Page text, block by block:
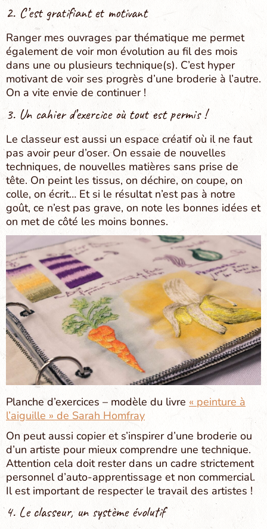
2. C’est gratifiant et motivant
Ranger mes ouvrages par thématique me permet
également de voir mon évolution au fil des mois
dans une ou plusieurs technique(s). C’est hyper
motivant de voir ses progrès d’une broderie à l’autre.
On a vite envie de continuer !
3. Un cahier d’exercice où tout est permis !
Le classeur est aussi un espace créatif où il ne faut
pas avoir peur d’oser. On essaie de nouvelles
techniques, de nouvelles matières sans prise de
tête. On peint les tissus, on déchire, on coupe, on
colle, on écrit… Et si le résultat n’est pas à notre
goût, ce n’est pas grave, on note les bonnes idées et
on met de côté les moins bonnes.
Planche d’exercices – modèle du livre « peinture à
l’aiguille » de Sarah Homfray
On peut aussi copier et s’inspirer d’une broderie ou
d’un artiste pour mieux comprendre une technique.
Attention cela doit rester dans un cadre strictement
personnel d’auto-apprentissage et non commercial.
Il est important de respecter le travail des artistes !
4. Le classeur, un système évolutif